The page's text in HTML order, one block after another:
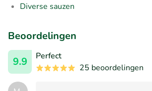
Diverse sauzen
Beoordelingen
9.9
Perfect
25 beoordelingen